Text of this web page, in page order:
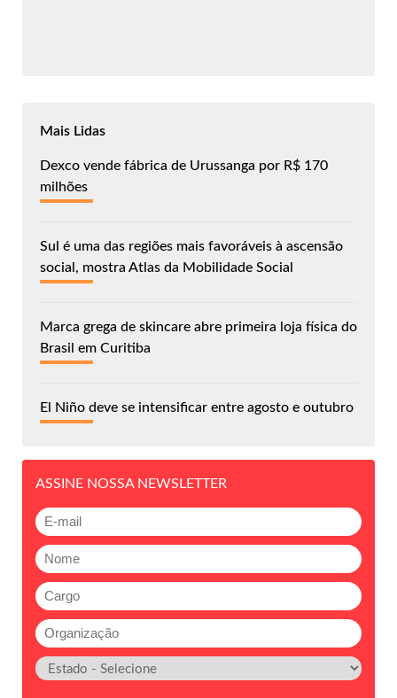
Mais Lidas
Dexco vende fábrica de Urussanga por R$ 170
milhões
Sul é uma das regiões mais favoráveis à ascensão
social, mostra Atlas da Mobilidade Social
Marca grega de skincare abre primeira loja física do
Brasil em Curitiba
El Niño deve se intensificar entre agosto e outubro
ASSINE NOSSA NEWSLETTER